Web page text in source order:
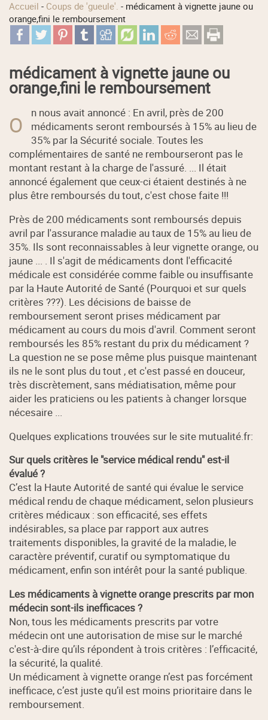
Accueil - Coups de 'gueule'. - médicament à vignette jaune ou
orange,fini le remboursement
médicament à vignette jaune ou
orange,fini le remboursement
O
n nous avait annoncé : En avril, près de 200
médicaments seront remboursés à 15% au lieu de
35% par la Sécurité sociale. Toutes les
complémentaires de santé ne rembourseront pas le
montant restant à la charge de l'assuré. ... Il était
annoncé également que ceux-ci étaient destinés à ne
plus être remboursés du tout, c'est chose faite !!!
Près de 200 médicaments sont remboursés depuis
avril par l'assurance maladie au taux de 15% au lieu de
35%. Ils sont reconnaissables à leur vignette orange, ou
jaune ... . Il s'agit de médicaments dont l'efficacité
médicale est considérée comme faible ou insuffisante
par la Haute Autorité de Santé (Pourquoi et sur quels
critères ???). Les décisions de baisse de
remboursement seront prises médicament par
médicament au cours du mois d'avril. Comment seront
remboursés les 85% restant du prix du médicament ?
La question ne se pose même plus puisque maintenant
ils ne le sont plus du tout , et c'est passé en douceur,
très discrètement, sans médiatisation, même pour
aider les praticiens ou les patients à changer lorsque
nécesaire ...
Quelques explications trouvées sur le site mutualité.fr:
Sur quels critères le "service médical rendu" est-il
évalué ?
C’est la Haute Autorité de santé qui évalue le service
médical rendu de chaque médicament, selon plusieurs
critères médicaux : son efficacité, ses effets
indésirables, sa place par rapport aux autres
traitements disponibles, la gravité de la maladie, le
caractère préventif, curatif ou symptomatique du
médicament, enfin son intérêt pour la santé publique.
Les médicaments à vignette orange prescrits par mon
médecin sont-ils inefficaces ?
Non, tous les médicaments prescrits par votre
médecin ont une autorisation de mise sur le marché
c'est-à-dire qu’ils répondent à trois critères : l’efficacité,
la sécurité, la qualité.
Un médicament à vignette orange n’est pas forcément
inefficace, c’est juste qu’il est moins prioritaire dans le
remboursement.